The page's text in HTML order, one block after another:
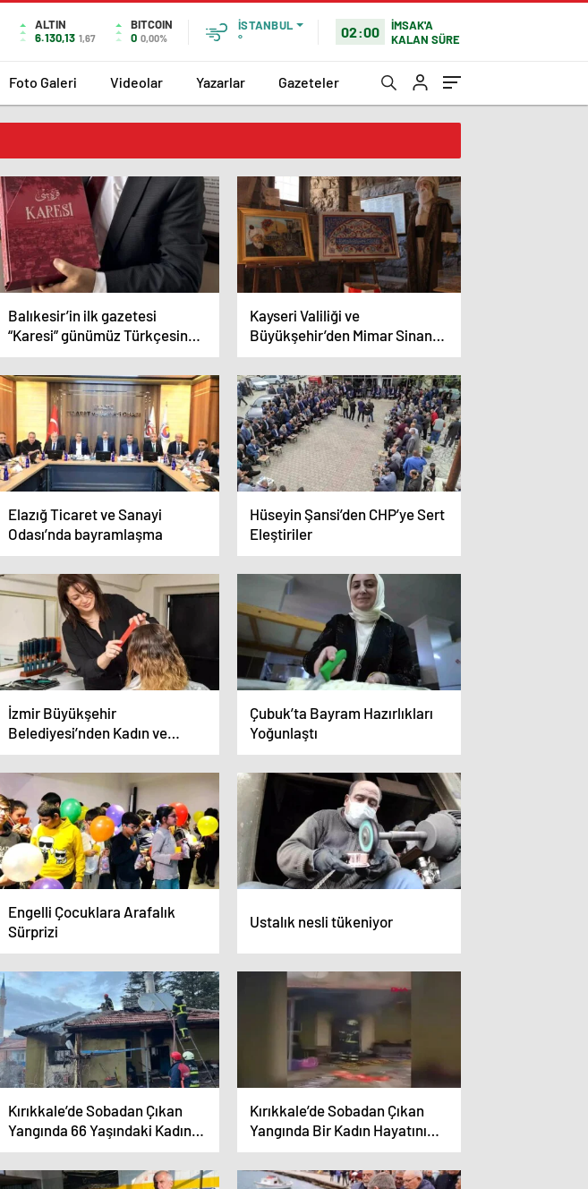
ALTIN
6.130,13 1,67
BITCOIN
0 0,00%
İSTANBUL
°
02:00
İMSAK'A
KALAN SÜRE
Foto Galeri Videolar Yazarlar Gazeteler
Balıkesir’in ilk gazetesi
“Karesi” günümüz Türkçesine
çevrildi
Kayseri Valiliği ve
Büyükşehir’den Mimar Sinan
etkinlikleri
Elazığ Ticaret ve Sanayi
Odası’nda bayramlaşma
Hüseyin Şansi’den CHP’ye Sert
Eleştiriler
İzmir Büyükşehir
Belediyesi’nden Kadın ve
Çocuklara Ücretsiz Kuaförlük
Hizmeti
Çubuk’ta Bayram Hazırlıkları
Yoğunlaştı
Engelli Çocuklara Arafalık
Sürprizi
Ustalık nesli tükeniyor
Kırıkkale’de Sobadan Çıkan
Yangında 66 Yaşındaki Kadın
Hayatını Kaybetti
Kırıkkale’de Sobadan Çıkan
Yangında Bir Kadın Hayatını
Kaybetti